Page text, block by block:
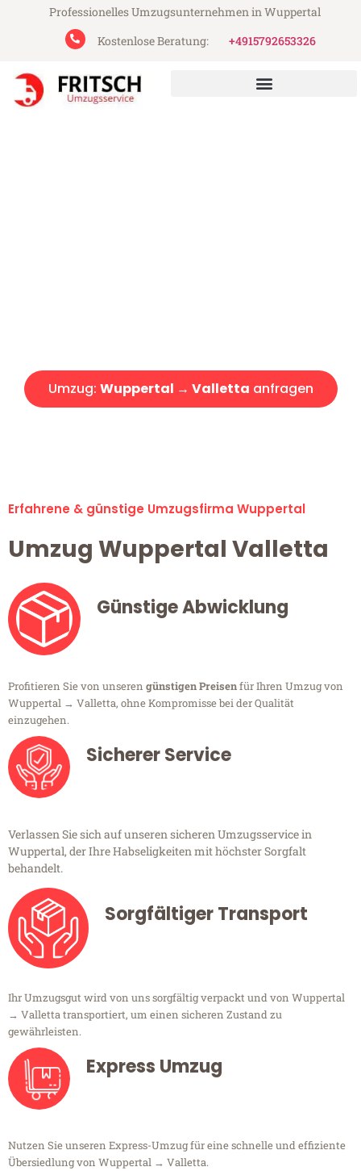
Professionelles Umzugsunternehmen in Wuppertal
Kostenlose Beratung:
+4915792653326
Umzug: Wuppertal → Valletta anfragen
Erfahrene & günstige Umzugsfirma Wuppertal
Umzug Wuppertal Valletta
Günstige Abwicklung
Profitieren Sie von unseren günstigen Preisenfür Ihren Umzug von
Wuppertal → Valletta, ohne Kompromisse bei der Qualität
einzugehen.
Sicherer Service
Verlassen Sie sich auf unseren sicheren Umzugsservice in
Wuppertal, der Ihre Habseligkeiten mit höchster Sorgfalt
behandelt.
Sorgfältiger Transport
Ihr Umzugsgut wird von uns sorgfältig verpackt und von Wuppertal
→ Valletta transportiert, um einen sicheren Zustand zu
gewährleisten.
Express Umzug
Nutzen Sie unseren Express-Umzug für eine schnelle und effiziente
Übersiedlung von Wuppertal → Valletta.